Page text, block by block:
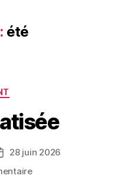
été
28 juin 2026